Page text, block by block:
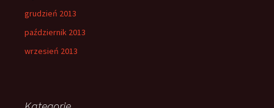
grudzień 2013
październik 2013
wrzesień 2013